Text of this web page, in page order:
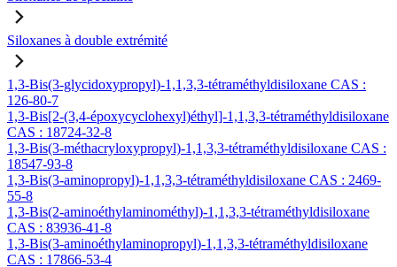
Siloxanes à double extrémité
1,3-Bis(3-glycidoxypropyl)-1,1,3,3-tétraméthyldisiloxane CAS :
126-80-7
1,3-Bis[2-(3,4-époxycyclohexyl)éthyl]-1,1,3,3-tétraméthyldisiloxane
CAS : 18724-32-8
1,3-Bis(3-méthacryloxypropyl)-1,1,3,3-tétraméthyldisiloxane CAS :
18547-93-8
1,3-Bis(3-aminopropyl)-1,1,3,3-tétraméthyldisiloxane CAS : 2469-
55-8
1,3-Bis(2-aminoéthylaminométhyl)-1,1,3,3-tétraméthyldisiloxane
CAS : 83936-41-8
1,3-Bis(3-aminoéthylaminopropyl)-1,1,3,3-tétraméthyldisiloxane
CAS : 17866-53-4